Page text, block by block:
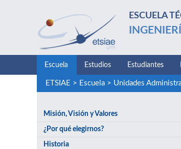
ESCUELA
Escuela Estudios Estudiantes
ETSIAE > Escuela> Unidades
Misión, Visión y Valores
¿Por qué elegirnos?
Historia